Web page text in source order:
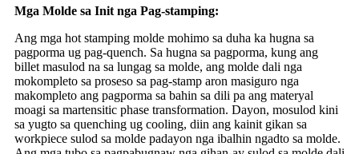
Mga Molde sa Init nga Pag-stamping:
Ang mga hot stamping molde mohimo sa duha ka hugna sa
pagporma ug pag-quench. Sa hugna sa pagporma, kung ang
billet masulod na sa lungag sa molde, ang molde dali nga
mokompleto sa proseso sa pag-stamp aron masiguro nga
makompleto ang pagporma sa bahin sa dili pa ang materyal
moagi sa martensitic phase transformation. Dayon, mosulod kini
sa yugto sa quenching ug cooling, diin ang kainit gikan sa
workpiece sulod sa molde padayon nga ibalhin ngadto sa molde.